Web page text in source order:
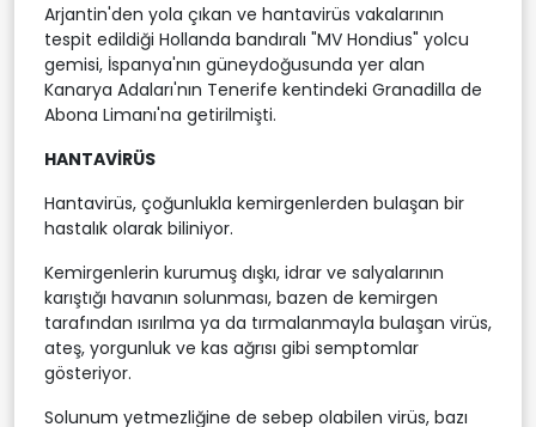
Arjantin'den yola çıkan ve hantavirüs vakalarının
tespit edildiği Hollanda bandıralı "MV Hondius" yolcu
gemisi, İspanya'nın güneydoğusunda yer alan
Kanarya Adaları'nın Tenerife kentindeki Granadilla de
Abona Limanı'na getirilmişti.
HANTAVİRÜS
Hantavirüs, çoğunlukla kemirgenlerden bulaşan bir
hastalık olarak biliniyor.
Kemirgenlerin kurumuş dışkı, idrar ve salyalarının
karıştığı havanın solunması, bazen de kemirgen
tarafından ısırılma ya da tırmalanmayla bulaşan virüs,
ateş, yorgunluk ve kas ağrısı gibi semptomlar
gösteriyor.
Solunum yetmezliğine de sebep olabilen virüs, bazı